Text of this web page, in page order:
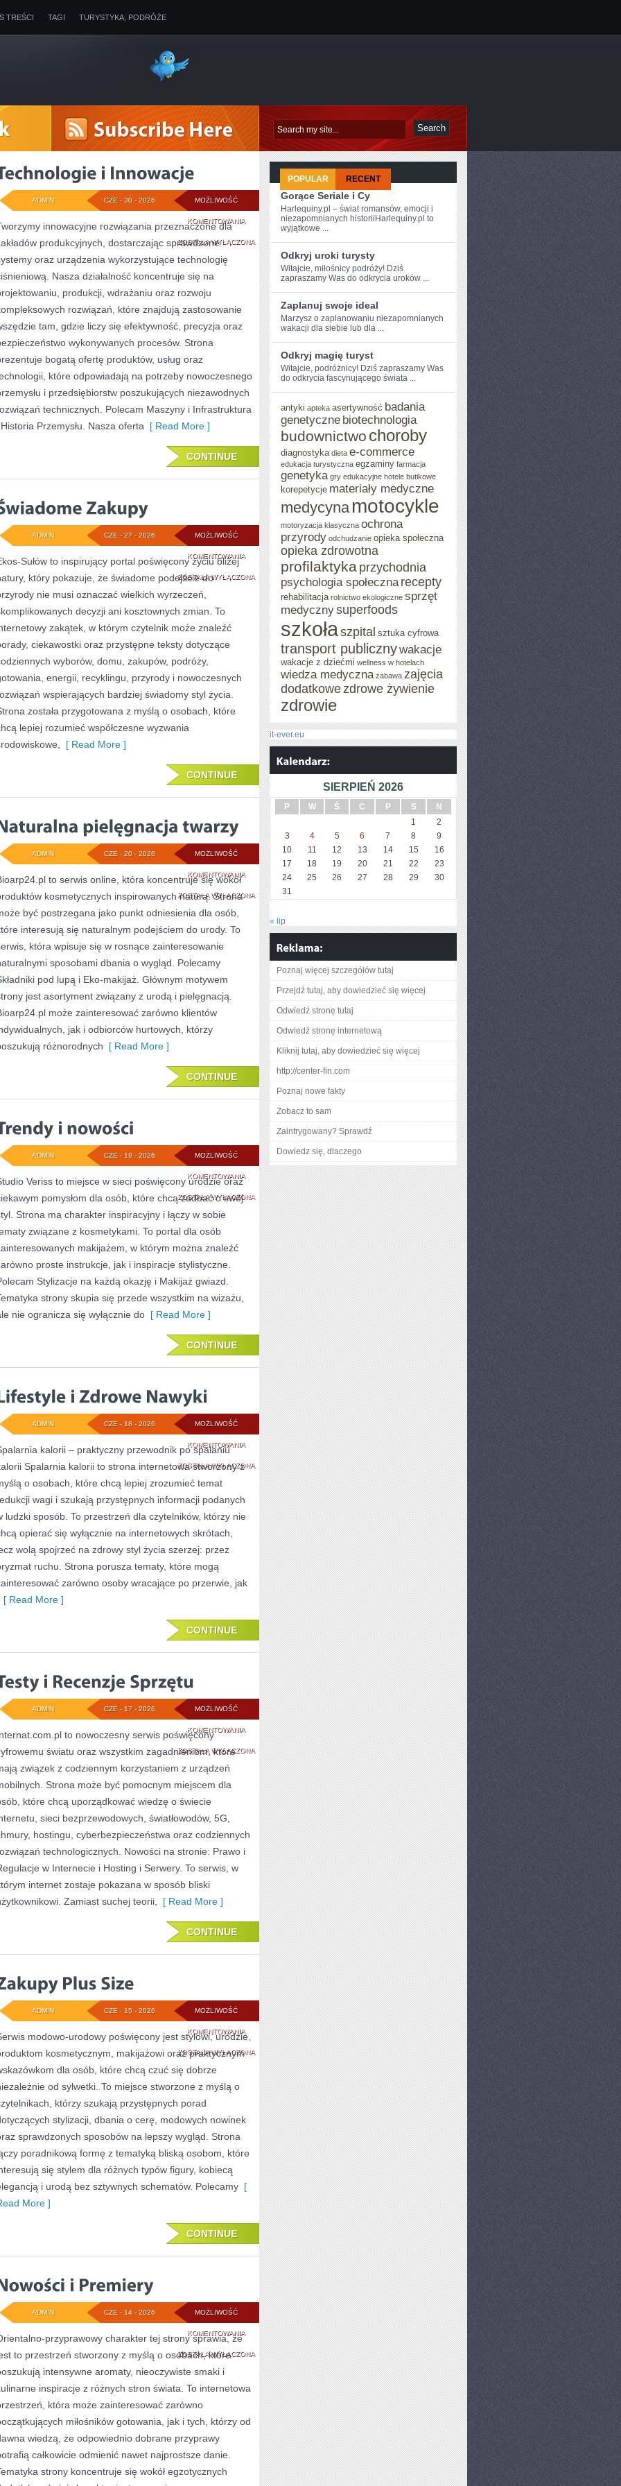
TREŚCI TAGI TURYSTYKA, PODRÓŻE
MOŻLIWOŚĆ
KOMENTOWANIATECHNOLOGIE
I
INNOWACJE
ZOSTAŁA WYŁĄCZONA
CZE - 30 - 2026
ADMIN
innowacyjne rozwiązania przeznaczone dla
produkcyjnych, dostarczając sprawdzone
oraz urządzenia wykorzystujące technologię
Nasza działalność koncentruje się na
produkcji, wdrażaniu oraz rozwoju
rozwiązań, które znajdują zastosowanie
tam, gdzie liczy się efektywność, precyzja oraz
wykonywanych procesów. Strona
bogatą ofertę produktów, usług oraz
które odpowiadają na potrzeby nowoczesnego
i przedsiębiorstw poszukujących niezawodnych
technicznych. Polecam Maszyny i Infrastruktura
Przemysłu. Nasza oferta [ Read More ]
CONTINUE
MOŻLIWOŚĆ
KOMENTOWANIAŚWIADOME
ZAKUPY
ZOSTAŁA WYŁĄCZONA
CZE - 27 - 2026
ADMIN
Sułów to inspirujący portal poświęcony życiu bliżej
który pokazuje, że świadome podejście do
nie musi oznaczać wielkich wyrzeczeń,
decyzji ani kosztownych zmian. To
zakątek, w którym czytelnik może znaleźć
ciekawostki oraz przystępne teksty dotyczące
wyborów, domu, zakupów, podróży,
energii, recyklingu, przyrody i nowoczesnych
wspierających bardziej świadomy styl życia.
została przygotowana z myślą o osobach, które
lepiej rozumieć współczesne wyzwania
[ Read More ]
CONTINUE
MOŻLIWOŚĆ
KOMENTOWANIANATURALNA
PIELĘGNACJA
TWARZY
ZOSTAŁA WYŁĄCZONA
CZE - 20 - 2026
ADMIN
to serwis online, która koncentruje się wokół
kosmetycznych inspirowanych naturą. Strona
być postrzegana jako punkt odniesienia dla osób,
interesują się naturalnym podejściem do urody. To
która wpisuje się w rosnące zainteresowanie
sposobami dbania o wygląd. Polecamy
pod lupą i Eko-makijaż. Głównym motywem
jest asortyment związany z urodą i pielęgnacją.
może zainteresować zarówno klientów
jak i odbiorców hurtowych, którzy
różnorodnych [ Read More ]
CONTINUE
MOŻLIWOŚĆ
KOMENTOWANIATRENDY
I
NOWOŚCI
ZOSTAŁA WYŁĄCZONA
CZE - 19 - 2026
ADMIN
Veriss to miejsce w sieci poświęcony urodzie oraz
pomysłom dla osób, które chcą zadbać o swój
Strona ma charakter inspiracyjny i łączy w sobie
związane z kosmetykami. To portal dla osób
makijażem, w którym można znaleźć
proste instrukcje, jak i inspiracje stylistyczne.
Stylizacje na każdą okazję i Makijaż gwiazd.
strony skupia się przede wszystkim na wizażu,
nie ogranicza się wyłącznie do [ Read More ]
CONTINUE
MOŻLIWOŚĆ
KOMENTOWANIALIFESTYLE
I
ZDROWE
NAWYKI
ZOSTAŁA WYŁĄCZONA
CZE - 18 - 2026
ADMIN
kalorii – praktyczny przewodnik po spalaniu
Spalarnia kalorii to strona internetowa stworzony z
o osobach, które chcą lepiej zrozumieć temat
wagi i szukają przystępnych informacji podanych
ludzki sposób. To przestrzeń dla czytelników, którzy nie
opierać się wyłącznie na internetowych skrótach,
wolą spojrzeć na zdrowy styl życia szerzej: przez
ruchu. Strona porusza tematy, które mogą
zarówno osoby wracające po przerwie, jak
Read More ]
CONTINUE
MOŻLIWOŚĆ
KOMENTOWANIATESTY
I
RECENZJE
SPRZĘTU
ZOSTAŁA WYŁĄCZONA
CZE - 17 - 2026
ADMIN
to nowoczesny serwis poświęcony
światu oraz wszystkim zagadnieniom, które
związek z codziennym korzystaniem z urządzeń
Strona może być pomocnym miejscem dla
które chcą uporządkować wiedzę o świecie
sieci bezprzewodowych, światłowodów, 5G,
hostingu, cyberbezpieczeństwa oraz codziennych
technologicznych. Nowości na stronie: Prawo i
w Internecie i Hosting i Serwery. To serwis, w
internet zostaje pokazana w sposób bliski
Zamiast suchej teorii,
[ Read More ]
CONTINUE
MOŻLIWOŚĆ
KOMENTOWANIAZAKUPY
PLUS
SIZE
ZOSTAŁA WYŁĄCZONA
CZE - 15 - 2026
ADMIN
modowo-urodowy poświęcony jest stylowi, urodzie,
kosmetycznym, makijażowi oraz praktycznym
dla osób, które chcą czuć się dobrze
od sylwetki. To miejsce stworzone z myślą o
którzy szukają przystępnych porad
stylizacji, dbania o cerę, modowych nowinek
sprawdzonych sposobów na lepszy wygląd. Strona
poradnikową formę z tematyką bliską osobom, które
się stylem dla różnych typów figury, kobiecą
i urodą bez sztywnych schematów. Polecamy [
More ]
CONTINUE
MOŻLIWOŚĆ
KOMENTOWANIANOWOŚCI
I
PREMIERY
ZOSTAŁA WYŁĄCZONA
CZE - 14 - 2026
ADMIN
przyprawowy charakter tej strony sprawia, że
to przestrzeń stworzony z myślą o osobach, które
intensywne aromaty, nieoczywiste smaki i
inspiracje z różnych stron świata. To internetowa
która może zainteresować zarówno
miłośników gotowania, jak i tych, którzy od
wiedzą, że odpowiednio dobrane przyprawy
całkowicie odmienić nawet najprostsze danie.
strony koncentruje się wokół egzotycznych
POPULAR RECENT
Gorące Seriale i Cy
Harlequiny.pl – świat romansów, emocji i
niezapomnianych historiiHarlequiny.pl to
wyjątkowe ...
Odkryj uroki turysty
Witajcie, miłośnicy podróży!⁤ Dziś
zapraszamy Was do odkrycia uroków ...
Zaplanuj swoje ideal
Marzysz o ‍zaplanowaniu⁢ niezapomnianych
wakacji dla siebie lub dla⁣ ...
Odkryj magię turyst
Witajcie, podróżnicy!​ Dziś zapraszamy Was
do ‌odkrycia fascynującego świata​ ...
antyki apteka asertywność badania
genetyczne biotechnologia
budownictwo choroby
diagnostyka dieta e-commerce
edukacja turystyczna egzaminy farmacja
genetyka gry edukacyjne hotele butikowe
korepetycje materiały medyczne
medycyna motocykle
motoryzacja klasyczna ochrona
przyrody odchudzanie opieka społeczna
opieka zdrowotna
profilaktyka przychodnia
psychologia społeczna recepty
rehabilitacja rolnictwo ekologiczne sprzęt
medycznysuperfoods
szkołaszpital sztuka cyfrowa
transport publicznywakacje
wakacje z dziećmi wellness w hotelach
wiedza medyczna zabawa zajęcia
dodatkowezdrowe żywienie
zdrowie
it-ever.eu
SIERPIEŃ 2026
P W Ś C P S
N
1
2
3
4 5 6 7 8
9
10
11 12 13 14 15
16
17
18 19 20 21 22
23
24
25 26 27 28 29
30
31
« lip
Poznaj więcej szczegółów tutaj
Przejdź tutaj, aby dowiedzieć się więcej
Odwiedź stronę tutaj
Odwiedź stronę internetową
Kliknij tutaj, aby dowiedzieć się więcej
http://center-fin.com
Poznaj nowe fakty
Zobacz to sam
Zaintrygowany? Sprawdź
Dowiedz się, dlaczego